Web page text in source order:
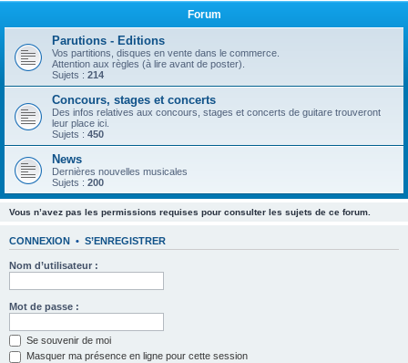
Forum
Parutions - Editions
Vos partitions, disques en vente dans le commerce.
Attention aux règles (à lire avant de poster).
Sujets : 214
Concours, stages et concerts
Des infos relatives aux concours, stages et concerts de guitare trouveront
leur place ici.
Sujets : 450
News
Dernières nouvelles musicales
Sujets : 200
Vous n’avez pas les permissions requises pour consulter les sujets de ce forum.
CONNEXION • S’ENREGISTRER
Nom d’utilisateur :
Mot de passe :
Se souvenir de moi
Masquer ma présence en ligne pour cette session